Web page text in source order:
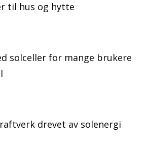
til hus og hytte
solceller for mange brukere
drevet av solenergi